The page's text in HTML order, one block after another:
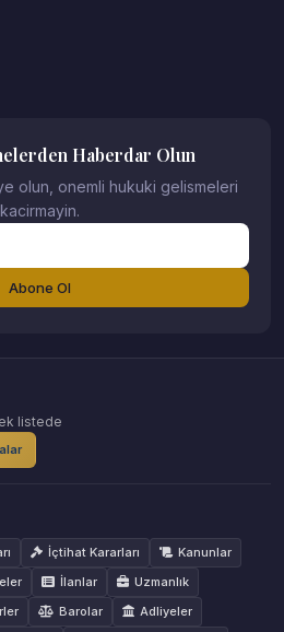
Haberdar Olun
olun, onemli hukuki gelismeleri
kacirmayin.
Abone Ol
listede
İçtihat Kararları
Kanunlar
İlanlar
Uzmanlık
Barolar
Adliyeler